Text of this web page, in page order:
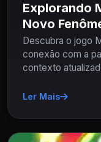
Explorando
Novo
Descubra o jogo
conexão com a
contexto
Ler Mais